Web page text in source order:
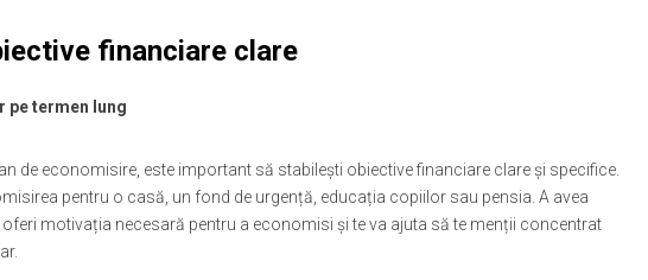
financiare clare
pe termen lung
de economisire, este important să stabilești obiective financiare clare și specifice.
pentru o casă, un fond de urgență, educația copiilor sau pensia. A avea
oferi motivația necesară pentru a economisi și te va ajuta să te menții concentrat